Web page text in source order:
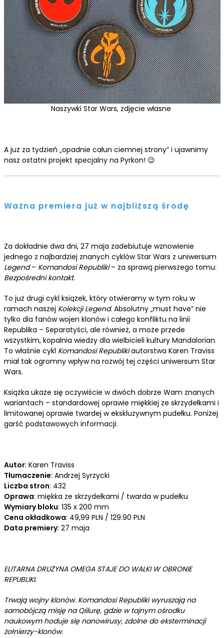
Naszywki Star Wars, zdjęcie własne
A już za tydzień „opadnie całun ciemnej strony” i ujawnimy
nasz ostatni projekt specjalny na Pyrkon! 😉
Ważna premiera już w najbliższą środę
Za dokładnie dwa dni, 27 maja zadebiutuje wznowienie
jednego z najbardziej znanych cyklów Star Wars z uniwersum
Legend– Komandosi Republiki– za sprawą pierwszego tomu:
Bezpośredni kontakt.
To już drugi cykl książek, który otwieramy w tym roku w
ramach naszej Kolekcji Legend. Absolutny „must have” nie
tylko dla fanów wojen klonów i całego konfliktu na linii
Republika – Separatyści, ale również, a może przede
wszystkim, kopalnia wiedzy dla wielbicieli kultury Mandalorian.
To właśnie cykl Komandosi Republikiautorstwa Karen Traviss
miał tak ogromny wpływ na rozwój tej części uniwersum Star
Wars.
Książka ukaże się oczywiście w dwóch dobrze Wam znanych
wariantach – standardowej oprawie miękkiej ze skrzydełkami i
limitowanej oprawie twardej w ekskluzywnym pudełku. Poniżej
garść podstawowych informacji:
Autor: Karen Traviss
Tłumaczenie: Andrzej Syrzycki
Liczba stron: 432
Oprawa: miękka ze skrzydełkami / twarda w pudełku
Wymiary bloku: 135 x 200 mm
Cena okładkowa: 49,99 PLN / 129.90 PLN
Data premiery: 27 maja
ELITARNA DRUŻYNA OMEGA STAJE DO WALKI W OBRONIE
REPUBLIKI.
Trwają wojny klonów. Komandosi Republiki wyruszają na
samobójczą misję na Qiilurę, gdzie w tajnym ośrodku
naukowym hoduje się nanowirusy, zdolne do eksterminacji
żołnierzy-klonów.